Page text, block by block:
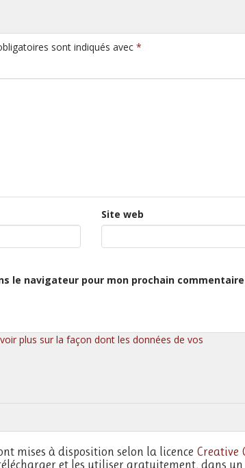
sont indiqués avec *
Site web
le navigateur pour mon prochain
plus sur la façon dont les données de vos
mises à disposition selon la licence Creative
et les utiliser gratuitement, dans